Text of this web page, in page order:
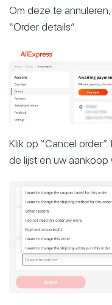
Om deze te
“Order details”.
Klik op “Cancel
de lijst en uw aankoop